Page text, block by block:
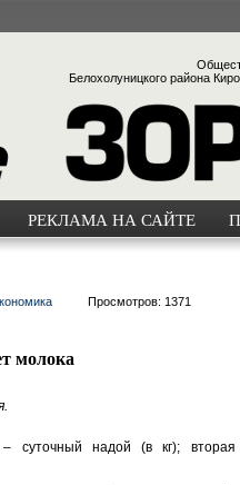
Белохолуницкого района
РЕКЛАМА НА САЙТЕ
Просмотров: 1371
молока
суточный надой (в кг);